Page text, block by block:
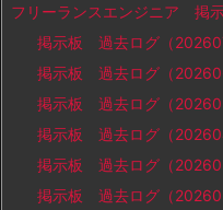
フリーランスエンジニア 掲
掲示板 過去ログ（
掲示板 過去ログ（
掲示板 過去ログ（
掲示板 過去ログ（
掲示板 過去ログ（
掲示板 過去ログ（